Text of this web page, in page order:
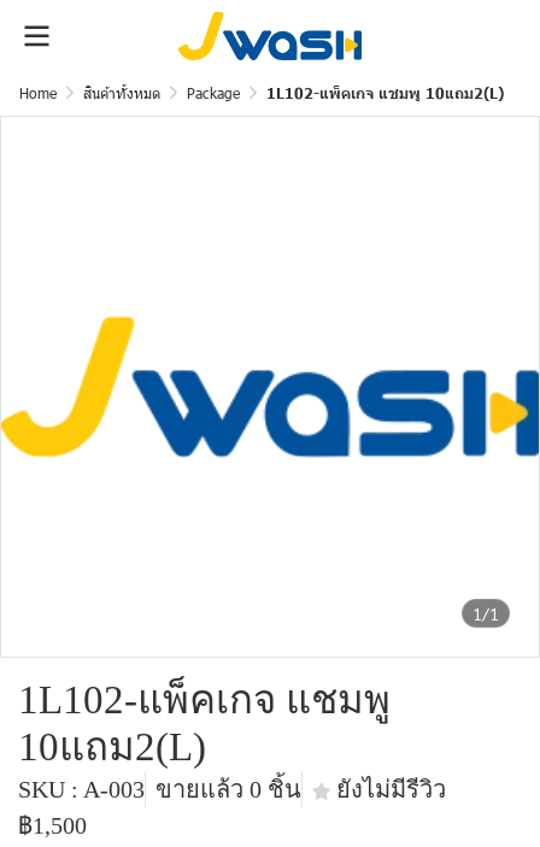
Home สินค้าทั้งหมด Package 1L102-แพ็คเกจ แชมพู 10แถม2(L)
1/1
1L102-แพ็คเกจ แชมพู
10แถม2(L)
SKU : A-003 ขายแล้ว 0 ชิ้น
ยังไม่มีรีวิว
฿1,500